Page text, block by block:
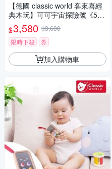
【德國 classic world 客來喜經
典木玩】可可宇宙探險號《505
28》
$3,580 $3,680
限時下殺
券
加入購物車